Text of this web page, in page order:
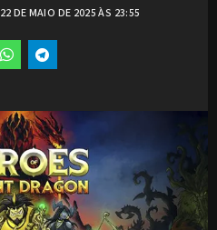
22 DE MAIO DE 2025 ÀS 23:55